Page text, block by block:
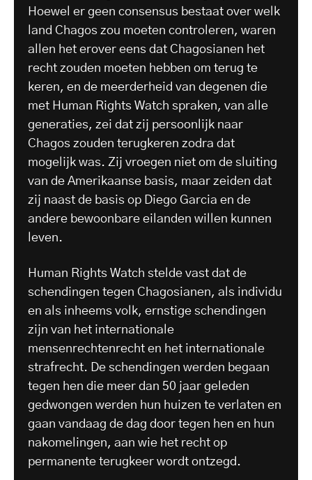
Hoewel er geen consensus bestaat over welk
land Chagos zou moeten controleren, waren
allen het erover eens dat Chagosianen het
recht zouden moeten hebben om terug te
keren, en de meerderheid van degenen die
met Human Rights Watch spraken, van alle
generaties, zei dat zij persoonlijk naar
Chagos zouden terugkeren zodra dat
mogelijk was. Zij vroegen niet om de sluiting
van de Amerikaanse basis, maar zeiden dat
zij naast de basis op Diego Garcia en de
andere bewoonbare eilanden willen kunnen
leven.
Human Rights Watch stelde vast dat de
schendingen tegen Chagosianen, als individu
en als inheems volk, ernstige schendingen
zijn van het internationale
mensenrechtenrecht en het internationale
strafrecht. De schendingen werden begaan
tegen hen die meer dan 50 jaar geleden
gedwongen werden hun huizen te verlaten en
gaan vandaag de dag door tegen hen en hun
nakomelingen, aan wie het recht op
permanente terugkeer wordt ontzegd.